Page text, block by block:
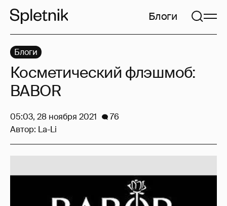
Блоги
Блоги
Косметический флэшмоб:
BABOR
05:03, 28 ноября 2021
76
Автор: La-Li